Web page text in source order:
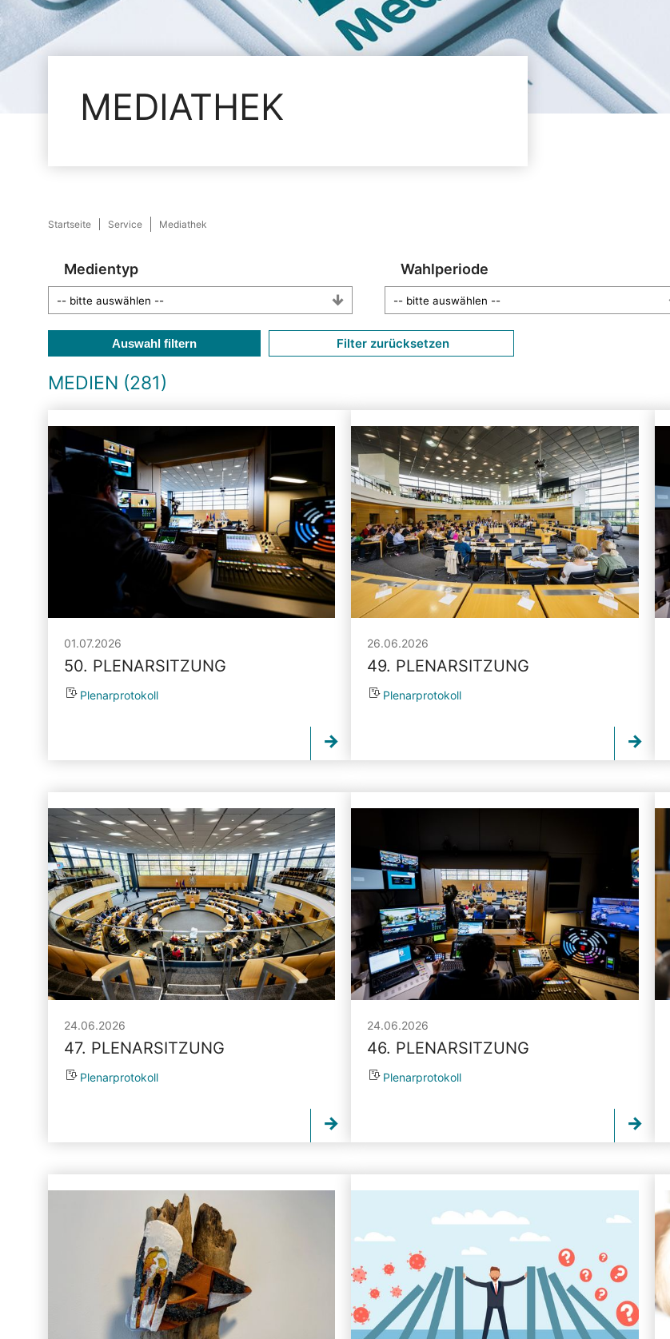
MEDIATHEK
Startseite Service Mediathek
Medientyp Wahlperiode
Auswahl filtern Filter zurücksetzen
MEDIEN (281)
01.07.2026
50. PLENARSITZUNG
Plenarprotokoll
26.06.2026
49. PLENARSITZUNG
Plenarprotokoll
24.06.2026
47. PLENARSITZUNG
Plenarprotokoll
24.06.2026
46. PLENARSITZUNG
Plenarprotokoll